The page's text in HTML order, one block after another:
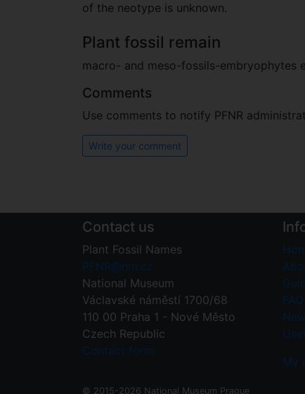
of the neotype is unknown.
Plant fossil remain
macro- and meso-fossils-embryophytes
Comments
Use comments to notify PFNR
Write your comment
Contact us
Plant Fossil Names
PFNR@nm.cz
National Museum
Václavské náměstí 1700/68
110 00 Praha 1 - Nové Město
Czech Republic
Contact form
FAQ
My
© 2015-2026 National Museum Prague